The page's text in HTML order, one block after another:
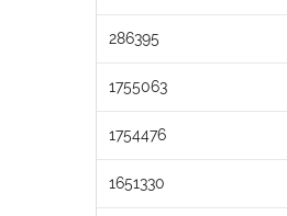
286395
1755063
1754476
1651330